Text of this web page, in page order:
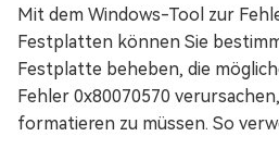
Mit dem Windows-Tool zur
Festplatten können Sie
Festplatte beheben, die
Fehler 0x80070570
formatieren zu müssen. So